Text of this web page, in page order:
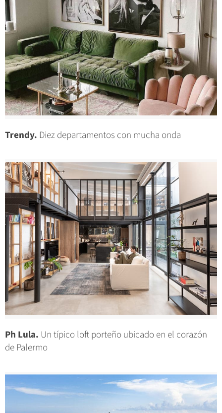
Trendy. Diez departamentos con mucha onda
Ph Lula. Un típico loft porteño ubicado en el corazón
de Palermo